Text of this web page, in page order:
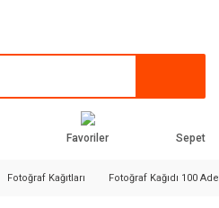
Favoriler Sepet
Fotoğraf Kağıtları Fotoğraf Kağıdı 100